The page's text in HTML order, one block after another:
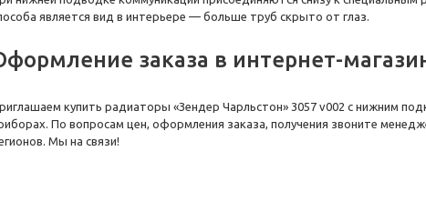
является вид в интерьере — больше труб скрыто от глаз.
заказа в интернет-
купить радиаторы «Зендер Чарльстон» 3057 v002 с нижним
По вопросам цен, оформления заказа, получения звоните
Мы на связи!